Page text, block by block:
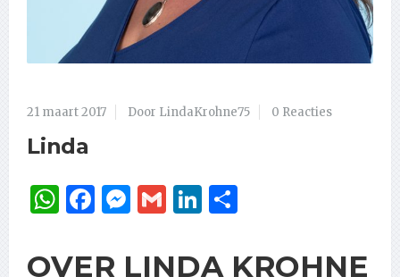
21 maart 2017 Door LindaKrohne75 0 Reacties
Linda
WhatsApp
Facebook
Messenger
GmailLinkedIn
OVER LINDA KROHNE